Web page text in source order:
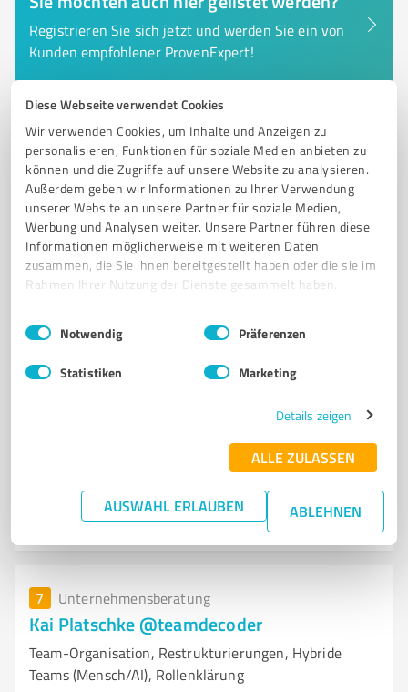
Diese Webseite verwendet Cookies
Wir verwenden Cookies, um Inhalte und Anzeigen zu
personalisieren, Funktionen für soziale Medien anbieten zu
können und die Zugriffe auf unsere Website zu analysieren.
Außerdem geben wir Informationen zu Ihrer Verwendung
unserer Website an unsere Partner für soziale Medien,
Werbung und Analysen weiter. Unsere Partner führen diese
Informationen möglicherweise mit weiteren Daten
zusammen, die Sie ihnen bereitgestellt haben oder die sie im
Rahmen Ihrer Nutzung der Dienste gesammelt haben.
Impressum Datenschutzbestimmungen
Einwilligungsauswahl
Notwendig Präferenzen
Statistiken Marketing
Details zeigen
ALLE ZULASSEN
AUSWAHL ERLAUBEN ABLEHNEN
Registrieren Sie sich jetzt und werden Sie ein von
Kunden empfohlener ProvenExpert!
6 Social Media
Afterframe – Video & Social Media Agentur
Berlin
Videoproduktion, Werbevideos, Imagefilme, Social-
Media-Strategie, Reels, Content
VIDEOPRODUKTION BERLIN: WERBEVIDEOS
IMAGEFILM & SOCIAL-MEDIA-AGENTUR. REELS SOCIAL ADS
CONTENT-PLANUNG & SOCIAL-MEDIA-MANAGEMENT FÜR MARKEN UND
admin@afterframe.de
0,00 / 5,00
Nicht bewertet0
7 Unternehmensberatung
Kai Platschke @teamdecoder
Team-Organisation, Restrukturierungen, Hybride
Teams (Mensch/AI), Rollenklärung